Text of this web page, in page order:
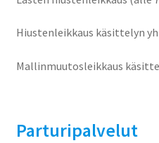
Hiustenleikkaus käsittelyn
Mallinmuutosleikkaus
Parturipalvelut